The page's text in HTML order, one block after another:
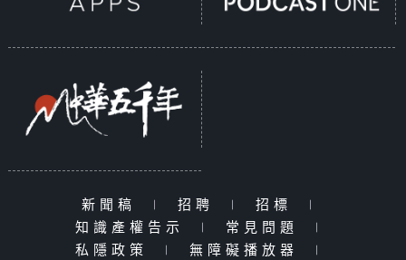
新聞稿 | 招聘 | 招標
|
知識產權告示
| 常見問題
|
私隱政策
| 無障礙播放器
|